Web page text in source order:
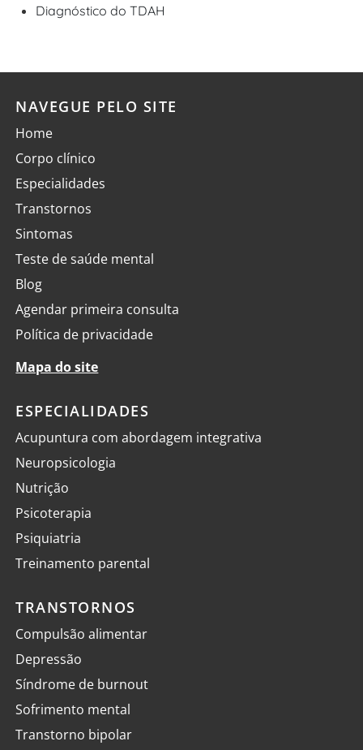
Diagnóstico do TDAH
NAVEGUE PELO SITE
Home
Corpo clínico
Especialidades
Transtornos
Sintomas
Teste de saúde mental
Blog
Agendar primeira consulta
Política de privacidade
Mapa do site
ESPECIALIDADES
Acupuntura com abordagem integrativa
Neuropsicologia
Nutrição
Psicoterapia
Psiquiatria
Treinamento parental
TRANSTORNOS
Compulsão alimentar
Depressão
Síndrome de burnout
Sofrimento mental
Transtorno bipolar